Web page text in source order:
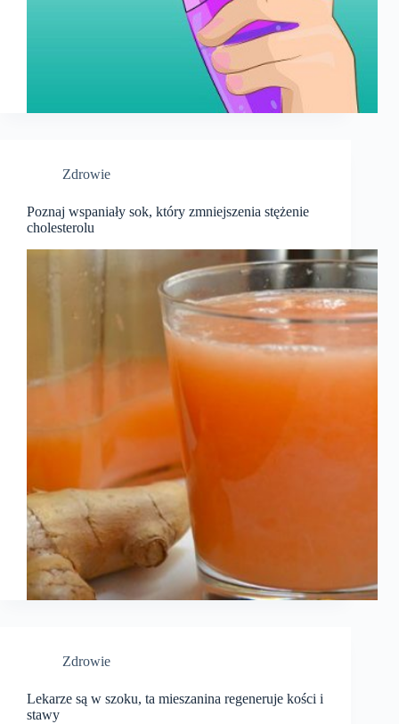
Zdrowie
Poznaj wspaniały sok, który zmniejszenia stężenie
cholesterolu
Zdrowie
Lekarze są w szoku, ta mieszanina regeneruje kości i
stawy